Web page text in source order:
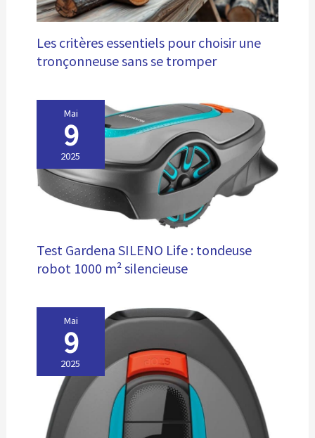
Les critères essentiels pour choisir une
tronçonneuse sans se tromper
Mai
9
2025
Test Gardena SILENO Life : tondeuse
robot 1000 m² silencieuse
Mai
9
2025